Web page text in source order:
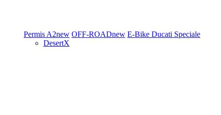
Permis A2new OFF-ROADnew E-Bike Ducati Speciale
DesertX